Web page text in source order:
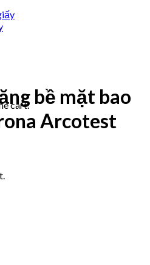
cart. bề mặt bao
Arcotest